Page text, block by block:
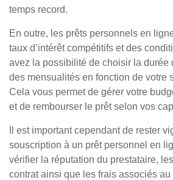
temps record.
En outre, les prêts personnels en
taux d’intérêt compétitifs et des
avez la possibilité de choisir la durée
des mensualités en fonction de votre
Cela vous permet de gérer votre
et de rembourser le prêt selon vos
Il est important cependant de rester
souscription à un prêt personnel en
vérifier la réputation du prestataire,
contrat ainsi que les frais associés au